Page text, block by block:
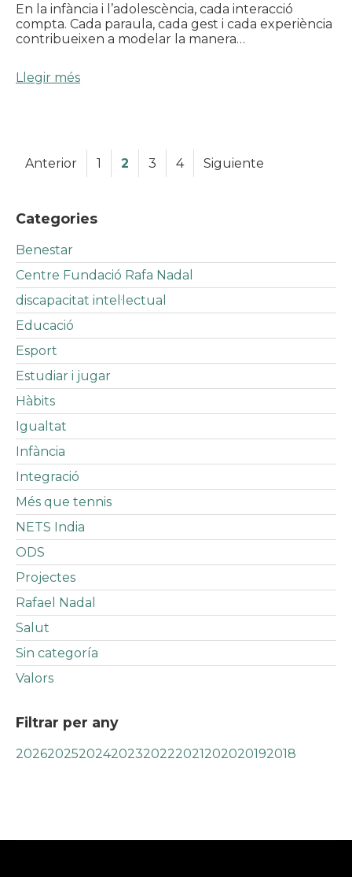
En la infància i l’adolescència, cada interacció
compta. Cada paraula, cada gest i cada experiència
contribueixen a modelar la manera…
Llegir més
Anterior 1 2 3 4 Siguiente
Categories
Benestar
Centre Fundació Rafa Nadal
discapacitat intel·lectual
Educació
Esport
Estudiar i jugar
Hàbits
Igualtat
Infància
Integració
Més que tennis
NETS India
ODS
Projectes
Rafael Nadal
Salut
Sin categoría
Valors
Filtrar per any
202620252024202320222021202020192018